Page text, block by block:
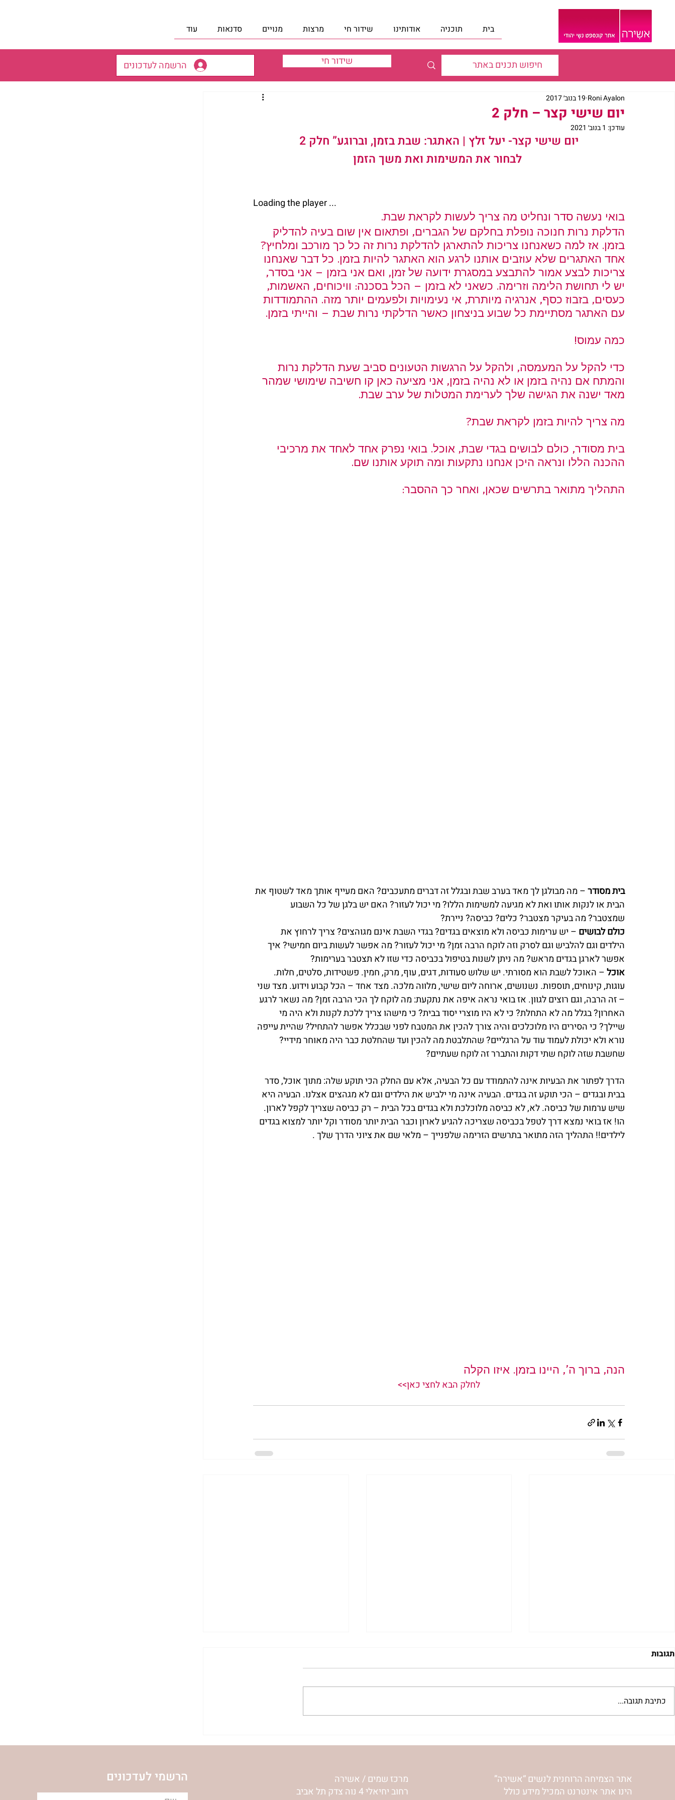
בית תוכניה אודותינו שידור חי מרצות מנויים סדנאות עוד
הרשמה לעדכונים שידור חי
יום שישי קצר – חלק 2
Roni Ayalon 19 בנוב׳ 2017
עודכן: 1 בנוב׳ 2021
יום שישי קצר- יעל זלץ | האתגר: שבת בזמן, וברוגע” חלק 2
לבחור את המשימות ואת משך הזמן
Loading the player ...
בואי נעשה סדר ונחליט מה צריך לעשות לקראת שבת.
הדלקת נרות חנוכה נופלת בחלקם של הגברים, ופתאום אין שום בעיה להדליק
בזמן. אז למה כשאנחנו צריכות להתארגן להדלקת נרות זה כל כך מורכב ומלחיץ?
אחד האתגרים שלא עוזבים אותנו לרגע הוא האתגר להיות בזמן. כל דבר שאנחנו
צריכות לבצע אמור להתבצע במסגרת ידועה של זמן, ואם אני בזמן – אני בסדר,
יש לי תחושת הלימה וזרימה. כשאני לא בזמן – הכל בסכנה: וויכוחים, האשמות,
כעסים, בזבוז כסף, אנרגיה מיותרת, אי נעימויות ולפעמים יותר מזה. ההתמודדות
עם האתגר מסתיימת כל שבוע בניצחון כאשר הדלקתי נרות שבת – והייתי בזמן.
כמה עמוס!
כדי להקל על המעמסה, ולהקל על הרגשות הטעונים סביב שעת הדלקת נרות
והמתח אם נהיה בזמן או לא נהיה בזמן, אני מציעה כאן קו חשיבה שימושי שמהר
מאד ישנה את הגישה שלך לערימת המטלות של ערב שבת.
מה צריך להיות בזמן לקראת שבת?
בית מסודר, כולם לבושים בגדי שבת, אוכל. בואי נפרק אחד לאחד את מרכיבי
ההכנה הללו ונראה היכן אנחנו נתקעות ומה תוקע אותנו שם.
התהליך מתואר בתרשים שכאן, ואחר כך ההסבר:
בית מסודר – מה מבולגן לך מאד בערב שבת ובגלל זה דברים מתעכבים? האם מעייף אותך מאד לשטוף את
הבית או לנקות אותו ואת לא מגיעה למשימות הללו? מי יכול לעזור? האם יש בלגן של כל השבוע
שמצטבר? מה בעיקר מצטבר? כלים? כביסה? ניירת?
כולם לבושים – יש ערימות כביסה ולא מוצאים בגדים? בגדי השבת אינם מגוהצים? צריך לרחוץ את
הילדים וגם להלביש וגם לסרק וזה לוקח הרבה זמן? מי יכול לעזור? מה אפשר לעשות ביום חמישי? איך
אפשר לארגן בגדים מראש? מה ניתן לשנות בטיפול בכביסה כדי שזו לא תצטבר בערימות?
אוכל – האוכל לשבת הוא מסורתי. יש שלוש סעודות, דגים, עוף, מרק, חמין. פשטידות, סלטים, חלות.
עוגות, קינוחים, תוספות. נשנושים, ארוחה ליום שישי, מלווה מלכה. מצד אחד – הכל קבוע וידוע. מצד שני
– זה הרבה, וגם רוצים לגוון. אז בואי נראה איפה את נתקעת: מה לוקח לך הכי הרבה זמן? מה נשאר לרגע
האחרון? בגלל מה לא התחלת? כי לא היו מוצרי יסוד בבית? כי מישהו צריך ללכת לקנות ולא היה מי
שיילך? כי הסירים היו מלוכלכים והיה צורך להכין את המטבח לפני שבכלל אפשר להתחיל? שהיית עייפה
נורא ולא יכולת לעמוד עוד על הרגליים? שהתלבטת מה להכין ועד שהחלטת כבר היה מאוחר מידיי?
שחשבת שזה לוקח שתי דקות והתברר זה לוקח שעתיים?
הדרך לפתור את הבעיות אינה להתמודד עם כל הבעיה, אלא עם החלק הכי תוקע שלה: מתוך אוכל, סדר
בבית ובגדים – הכי תוקע זה בגדים. הבעיה אינה מי ילביש את הילדים וגם לא מגהצים אצלנו. הבעיה היא
שיש ערמות של כביסה. לא, לא כביסה מלוכלכת ולא בגדים בכל הבית – רק כביסה שצריך לקפל לארון.
הו! אז בואי נמצא דרך לטפל בכביסה שצריכה להגיע לארון וכבר הבית יותר מסודר וקל יותר למצוא בגדים
לילדים!! התהליך הזה מתואר בתרשים הזרימה שלפנייך – מלאי שם את ציוני הדרך שלך .
הנה, ברוך ה’, היינו בזמן. איזו הקלה
לחלק הבא לחצי כאן>>
שיעור לט"ו באב | הר' ימימה
השיעור לתשעה באב | הר'
אוהב" | ראש חודש אב
תגובות
כתיבת תגובה...
הרשמי לעדכונים
מרכז שמים / אשירה
רחוב יחיאלי 4 נוה צדק תל אביב
אתר הצמיחה הרוחנית לנשים “אשירה”
הינו אתר אינטרנט המכיל מידע כולל